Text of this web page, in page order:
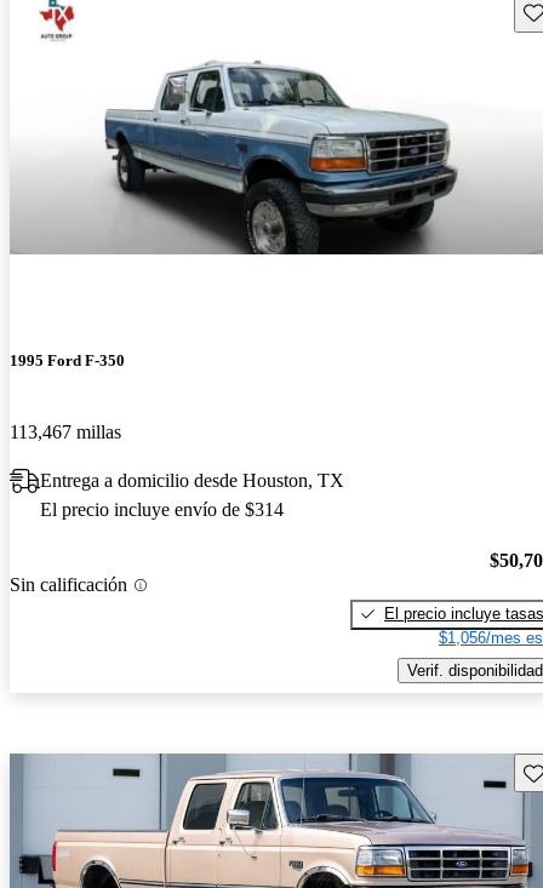
1995 Ford F-350
113,467 millas
Entrega a domicilio desde Houston, TX
El precio incluye envío de $314
Sin calificación
El precio incluye tasas
$1,056/mes
Verif. disponibilidad